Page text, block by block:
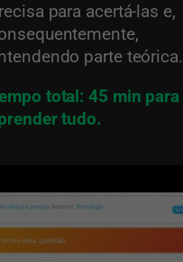
para acertá-las e,
parte teórica.
total: 45 min para
tudo.